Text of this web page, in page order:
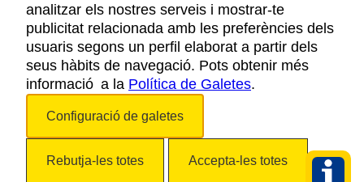
AVÍS LEGAL
POLÍTICA DE PRIVACITAT
COOKIES
ACCESSIBILITAT
analitzar els nostres serveis i mostrar-te
publicitat relacionada amb les preferències dels
usuaris segons un perfil elaborat a partir dels
seus hàbits de navegació. Pots obtenir més
informació a la Política de Galetes.
Configuració de galetes
Rebutja-les totes Accepta-les totes